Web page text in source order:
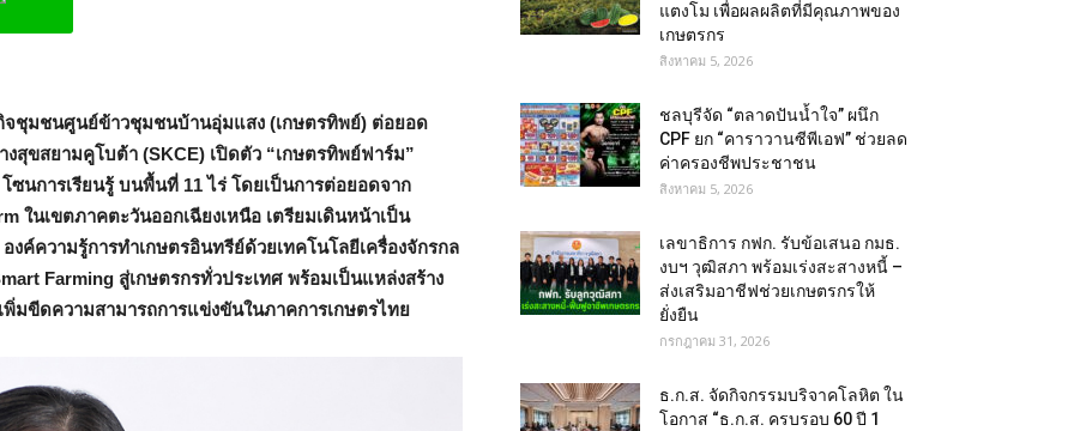
ชุมชนศูนย์ข้าวชุมชนบ้านอุ่มแสง (เกษตรทิพย์) ต่อยอด
สุขสยามคูโบต้า (SKCE) เปิดตัว “เกษตรทิพย์ฟาร์ม”
นการเรียนรู้ บนพื้นที่ 11 ไร่ โดยเป็นการต่อยอดจาก
ในเขตภาคตะวันออกเฉียงเหนือ เตรียมเดินหน้าเป็น
ค์ความรู้การทำเกษตรอินทรีย์ด้วยเทคโนโลยีเครื่องจักรกล
Farming สู่เกษตรกรทั่วประเทศ พร้อมเป็นแหล่งสร้าง
มขีดความสามารถการแข่งขันในภาคการเกษตรไทย
แตงโม เพื่อผลผลิตที่มีคุณภาพของ
เกษตรกร
สิงหาคม 5, 2026
ชลบุรีจัด “ตลาดปันน้ำใจ” ผนึก
CPF ยก “คาราวานซีพีเอฟ” ช่วยลด
ค่าครองชีพประชาชน
สิงหาคม 5, 2026
เลขาธิการ กฟก. รับข้อเสนอ กมธ.
งบฯ วุฒิสภา พร้อมเร่งสะสางหนี้ –
ส่งเสริมอาชีฟช่วยเกษตรกรให้
ยั่งยืน
กรกฎาคม 31, 2026
ธ.ก.ส. จัดกิจกรรมบริจาคโลหิต ใน
โอกาส “ธ.ก.ส. ครบรอบ 60 ปี 1